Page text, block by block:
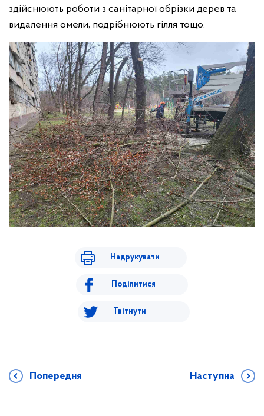
здійснюють роботи з санітарної обрізки дерев та
видалення омели, подрібнюють гілля тощо.
Надрукувати
Поділитися
Твітнути
Попередня Наступна